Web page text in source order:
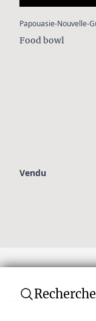
Food bowl
Vendu
Recherche